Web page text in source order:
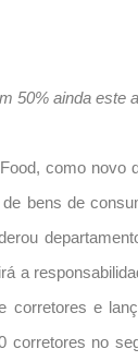
50% ainda este
como novo
de bens de
a
corretores e
corretores no